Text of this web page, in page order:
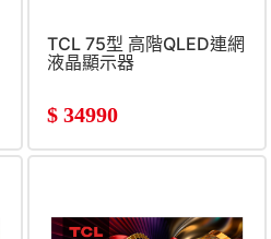
TCL 75型 高階QLED連網
液晶顯示器
$ 34990